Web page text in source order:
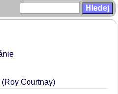
(Roy Courtnay)